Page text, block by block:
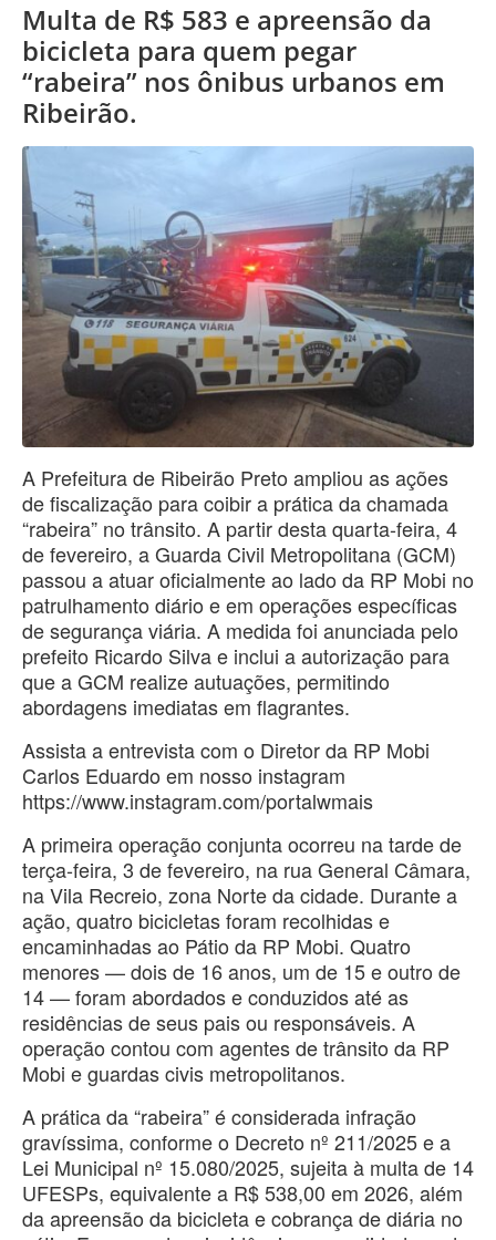
Multa de R$ 583 e apreensão da
bicicleta para quem pegar
“rabeira” nos ônibus urbanos em
Ribeirão.
A Prefeitura de Ribeirão Preto ampliou as ações
de fiscalização para coibir a prática da chamada
“rabeira” no trânsito. A partir desta quarta-feira, 4
de fevereiro, a Guarda Civil Metropolitana (GCM)
passou a atuar oficialmente ao lado da RP Mobi no
patrulhamento diário e em operações específicas
de segurança viária. A medida foi anunciada pelo
prefeito Ricardo Silva e inclui a autorização para
que a GCM realize autuações, permitindo
abordagens imediatas em flagrantes.
Assista a entrevista com o Diretor da RP Mobi
Carlos Eduardo em nosso instagram
https://www.instagram.com/portalwmais
A primeira operação conjunta ocorreu na tarde de
terça-feira, 3 de fevereiro, na rua General Câmara,
na Vila Recreio, zona Norte da cidade. Durante a
ação, quatro bicicletas foram recolhidas e
encaminhadas ao Pátio da RP Mobi. Quatro
menores — dois de 16 anos, um de 15 e outro de
14 — foram abordados e conduzidos até as
residências de seus pais ou responsáveis. A
operação contou com agentes de trânsito da RP
Mobi e guardas civis metropolitanos.
A prática da “rabeira” é considerada infração
gravíssima, conforme o Decreto nº 211/2025 e a
Lei Municipal nº 15.080/2025, sujeita à multa de 14
UFESPs, equivalente a R$ 538,00 em 2026, além
da apreensão da bicicleta e cobrança de diária no